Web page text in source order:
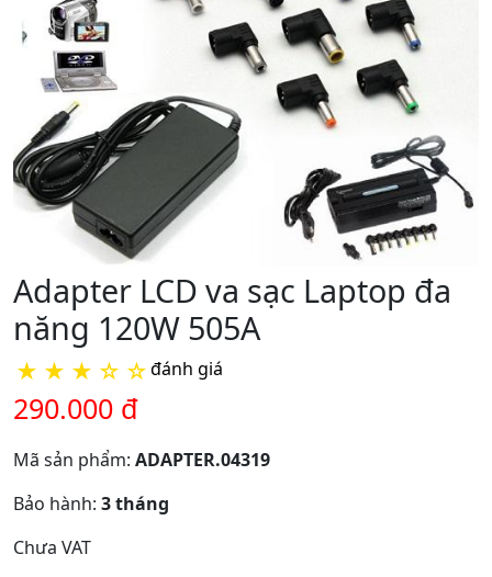
Adapter LCD va sạc Laptop đa
năng 120W 505A
★ ★ ★ ☆ ☆đánh giá
290.000 đ
Mã sản phẩm: ADAPTER.04319
Bảo hành: 3 tháng
Chưa VAT